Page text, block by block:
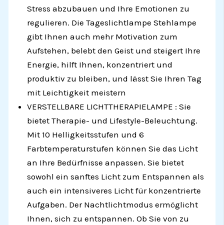
Stress abzubauen und Ihre Emotionen zu
regulieren. Die Tageslichtlampe Stehlampe
gibt Ihnen auch mehr Motivation zum
Aufstehen, belebt den Geist und steigert Ihre
Energie, hilft Ihnen, konzentriert und
produktiv zu bleiben, und lässt Sie Ihren Tag
mit Leichtigkeit meistern
VERSTELLBARE LICHTTHERAPIELAMPE : Sie
bietet Therapie- und Lifestyle-Beleuchtung.
Mit 10 Helligkeitsstufen und 6
Farbtemperaturstufen können Sie das Licht
an Ihre Bedürfnisse anpassen. Sie bietet
sowohl ein sanftes Licht zum Entspannen als
auch ein intensiveres Licht für konzentrierte
Aufgaben. Der Nachtlichtmodus ermöglicht
Ihnen, sich zu entspannen. Ob Sie von zu